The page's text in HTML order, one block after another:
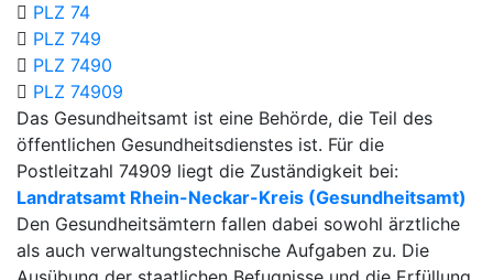
PLZ 74
PLZ 749
PLZ 7490
PLZ 74909
Das Gesundheitsamt ist eine Behörde, die Teil des
öffentlichen Gesundheitsdienstes ist. Für die
Postleitzahl 74909 liegt die Zuständigkeit bei:
Landratsamt Rhein-Neckar-Kreis (Gesundheitsamt)
Den Gesundheitsämtern fallen dabei sowohl ärztliche
als auch verwaltungstechnische Aufgaben zu. Die